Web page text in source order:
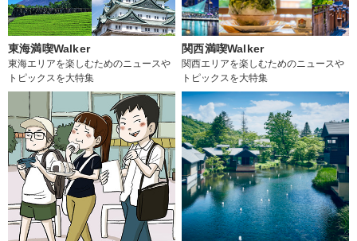
東海満喫Walker
東海エリアを楽しむためのニュースや
トピックスを大特集
関西満喫Walker
関西エリアを楽しむためのニュースや
トピックスを大特集